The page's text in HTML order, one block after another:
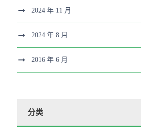
2024 年 11 月
2024 年 8 月
2016 年 6 月
分类